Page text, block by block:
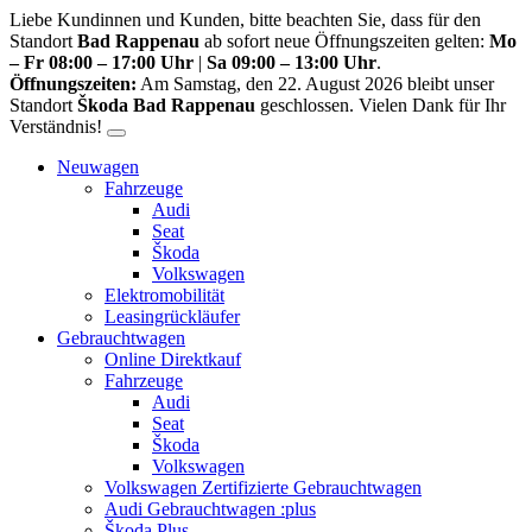
Liebe Kundinnen und Kunden, bitte beachten Sie, dass für den
Standort Bad Rappenau ab sofort neue Öffnungszeiten gelten: Mo
– Fr 08:00 – 17:00 Uhr | Sa 09:00 – 13:00 Uhr.
Öffnungszeiten: Am Samstag, den 22. August 2026 bleibt unser
Standort Škoda Bad Rappenau geschlossen. Vielen Dank für Ihr
Verständnis!
Neuwagen
Fahrzeuge
Audi
Seat
Škoda
Volkswagen
Elektromobilität
Leasingrückläufer
Gebrauchtwagen
Online Direktkauf
Fahrzeuge
Audi
Seat
Škoda
Volkswagen
Volkswagen Zertifizierte Gebrauchtwagen
Audi Gebrauchtwagen :plus